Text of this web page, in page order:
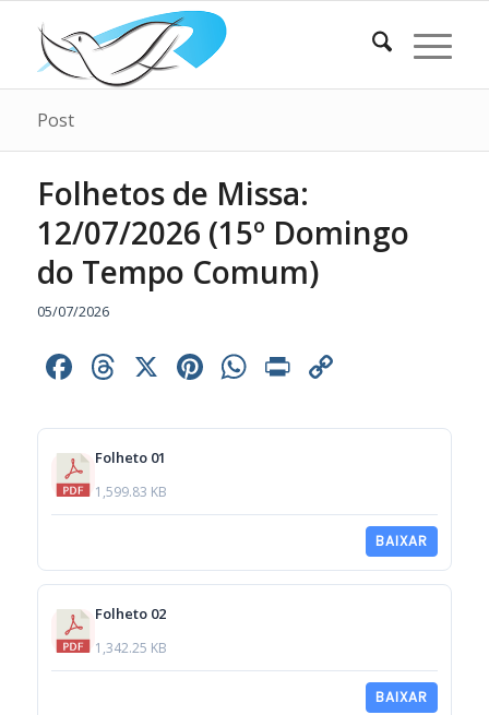
Post
Folhetos de Missa:
12/07/2026 (15º Domingo
do Tempo Comum)
05/07/2026
Facebook
Threads
X Pinterest
WhatsApp
Print
Folheto 01
1,599.83 KB
BAIXAR
Folheto 02
1,342.25 KB
BAIXAR